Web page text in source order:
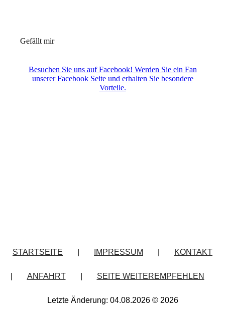
Gefällt mir
Besuchen Sie uns auf Facebook! Werden Sie ein Fan
unserer Facebook Seite und erhalten Sie besondere
Vorteile.
STARTSEITE IMPRESSUM KONTAKT
ANFAHRT SEITE WEITEREMPFEHLEN
Letzte Änderung: 04.08.2026 © 2026